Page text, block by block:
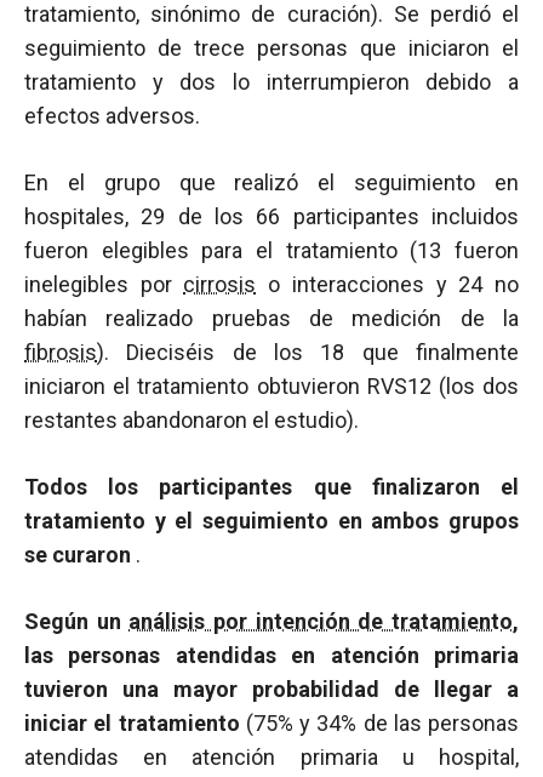
tratamiento, sinónimo de curación). Se perdió el
seguimiento de trece personas que iniciaron el
tratamiento y dos lo interrumpieron debido a
efectos adversos.
En el grupo que realizó el seguimiento en
hospitales, 29 de los 66 participantes incluidos
fueron elegibles para el tratamiento (13 fueron
inelegibles por cirrosis o interacciones y 24 no
habían realizado pruebas de medición de la
fibrosis). Dieciséis de los 18 que finalmente
iniciaron el tratamiento obtuvieron RVS12 (los dos
restantes abandonaron el estudio).
Todos los participantes que finalizaron el
tratamiento y el seguimiento en ambos grupos
se curaron .
Según un análisis por intención de tratamiento,
las personas atendidas en atención primaria
tuvieron una mayor probabilidad de llegar a
iniciar el tratamiento (75% y 34% de las personas
atendidas en atención primaria u hospital,